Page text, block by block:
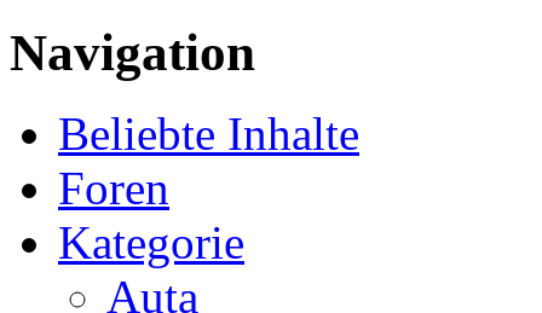
Navigation
Beliebte Inhalte
Foren
Kategorie
Auta